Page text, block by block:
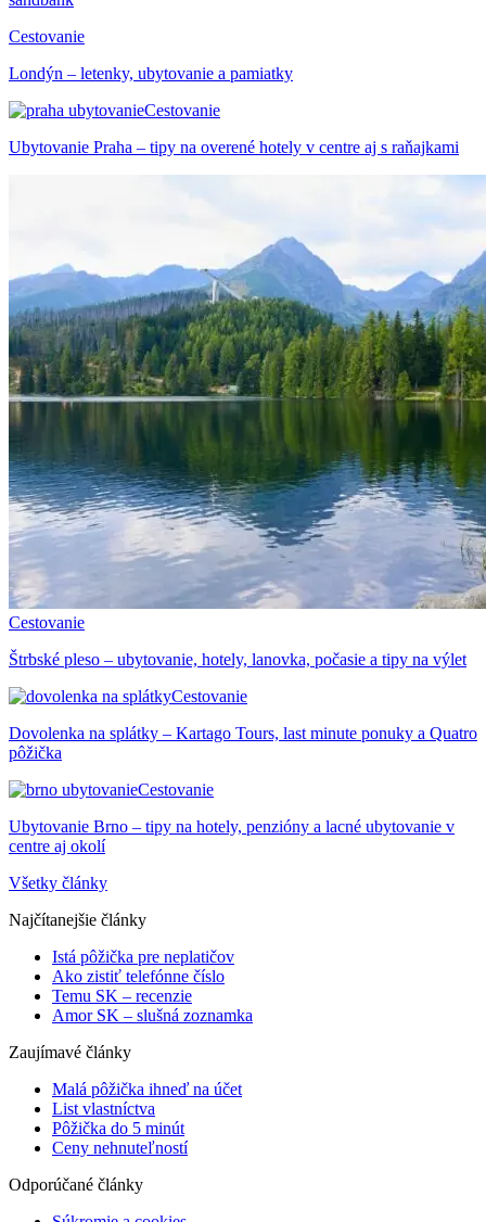
Cestovanie
Londýn – letenky, ubytovanie a pamiatky
Cestovanie
Ubytovanie Praha – tipy na overené hotely v centre aj s raňajkami
Cestovanie
Štrbské pleso – ubytovanie, hotely, lanovka, počasie a tipy na výlet
Cestovanie
Dovolenka na splátky – Kartago Tours, last minute ponuky a Quatro
pôžička
Cestovanie
Ubytovanie Brno – tipy na hotely, penzióny a lacné ubytovanie v
centre aj okolí
Všetky články
Najčítanejšie články
Istá pôžička pre neplatičov
Ako zistiť telefónne číslo
Temu SK – recenzie
Amor SK – slušná zoznamka
Zaujímavé články
Malá pôžička ihneď na účet
List vlastníctva
Pôžička do 5 minút
Ceny nehnuteľností
Odporúčané články